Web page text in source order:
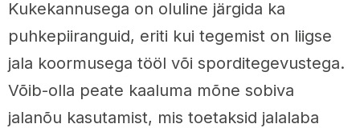
Kukekannusega on oluline järgida ka
puhkepiiranguid, eriti kui tegemist on liigse
jala koormusega tööl või sporditegevustega.
Võib-olla peate kaaluma mõne sobiva
jalanõu kasutamist, mis toetaksid jalalaba